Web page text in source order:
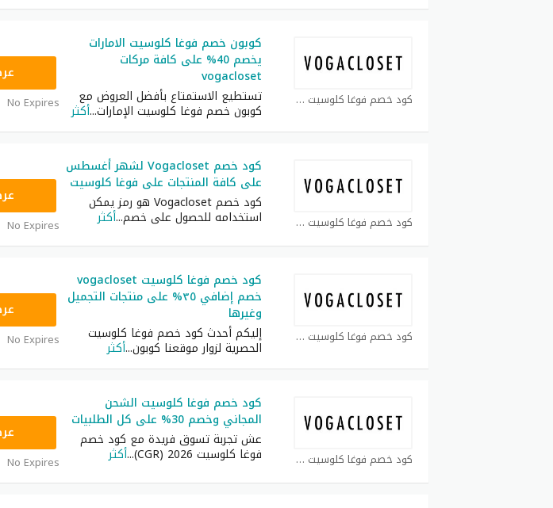
كود خصم فوغا كلوسيت كوبون
كوبون خصم فوغا كلوسيت الامارات
يخصم 40% على كافة مركات
vogacloset
تستطيع الاستمتاع بأفضل العروض مع
كوبون خصم فوغا كلوسيت الإمارات...أكثر
TG627
No Expires
كود خصم فوغا كلوسيت كوبون
كود خصم Vogacloset لشهر أغسطس
على كافة المنتجات على فوغا كلوسيت
كود خصم Vogacloset هو رمز يمكن
استخدامه للحصول على خصم...أكثر
TG627
No Expires
كود خصم فوغا كلوسيت كوبون
كود خصم فوغا كلوسيت vogacloset
خصم إضافي ٣٥% على منتجات التجميل
وغيرها
إليكم أحدث كود خصم فوغا كلوسيت
الحصرية لزوار موقعنا كوبون...أكثر
TG627
No Expires
كود خصم فوغا كلوسيت كوبون
كود خصم فوغا كلوسيت الشحن
المجاني وخصم 30% على كل الطلبيات
عش تجربة تسوق فريدة مع كود خصم
فوغا كلوسيت 2026 (CGR) ...أكثر No Expires